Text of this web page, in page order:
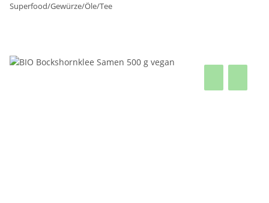
Superfood/Gewürze/Öle/Tee